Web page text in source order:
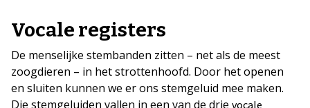
Vocale registers
De menselijke stembanden zitten – net als de meest
zoogdieren – in het strottenhoofd. Door het openen
en sluiten kunnen we er ons stemgeluid mee maken.
Die stemgeluiden vallen in een van de drie vocale